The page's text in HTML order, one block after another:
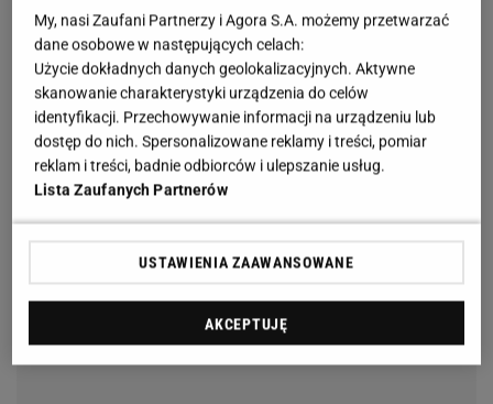
My, nasi Zaufani Partnerzy i Agora S.A. możemy przetwarzać
dane osobowe w następujących celach:
Użycie dokładnych danych geolokalizacyjnych. Aktywne
skanowanie charakterystyki urządzenia do celów
identyfikacji. Przechowywanie informacji na urządzeniu lub
dostęp do nich. Spersonalizowane reklamy i treści, pomiar
reklam i treści, badnie odbiorców i ulepszanie usług.
Lista Zaufanych Partnerów
USTAWIENIA ZAAWANSOWANE
AKCEPTUJĘ